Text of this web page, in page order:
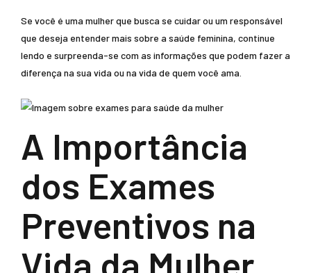
Se você é uma mulher que busca se cuidar ou um responsável
que deseja entender mais sobre a saúde feminina, continue
lendo e surpreenda-se com as informações que podem fazer a
diferença na sua vida ou na vida de quem você ama.
A Importância
dos Exames
Preventivos na
Vida da Mulher